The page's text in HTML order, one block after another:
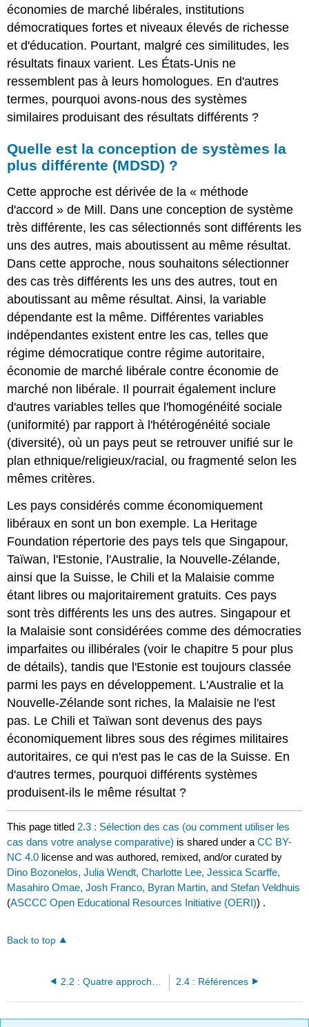
économies de marché libérales, institutions
démocratiques fortes et niveaux élevés de richesse
et d'éducation. Pourtant, malgré ces similitudes, les
résultats finaux varient. Les États-Unis ne
ressemblent pas à leurs homologues. En d'autres
termes, pourquoi avons-nous des systèmes
similaires produisant des résultats différents ?
Quelle est la conception de systèmes la
plus différente (MDSD) ?
Cette approche est dérivée de la « méthode
d'accord » de Mill. Dans une conception de système
très différente, les cas sélectionnés sont différents les
uns des autres, mais aboutissent au même résultat.
Dans cette approche, nous souhaitons sélectionner
des cas très différents les uns des autres, tout en
aboutissant au même résultat. Ainsi, la variable
dépendante est la même. Différentes variables
indépendantes existent entre les cas, telles que
régime démocratique contre régime autoritaire,
économie de marché libérale contre économie de
marché non libérale. Il pourrait également inclure
d'autres variables telles que l'homogénéité sociale
(uniformité) par rapport à l'hétérogénéité sociale
(diversité), où un pays peut se retrouver unifié sur le
plan ethnique/religieux/racial, ou fragmenté selon les
mêmes critères.
Les pays considérés comme économiquement
libéraux en sont un bon exemple. La Heritage
Foundation répertorie des pays tels que Singapour,
Taïwan, l'Estonie, l'Australie, la Nouvelle-Zélande,
ainsi que la Suisse, le Chili et la Malaisie comme
étant libres ou majoritairement gratuits. Ces pays
sont très différents les uns des autres. Singapour et
la Malaisie sont considérées comme des démocraties
imparfaites ou illibérales (voir le chapitre 5 pour plus
de détails), tandis que l'Estonie est toujours classée
parmi les pays en développement. L'Australie et la
Nouvelle-Zélande sont riches, la Malaisie ne l'est
pas. Le Chili et Taïwan sont devenus des pays
économiquement libres sous des régimes militaires
autoritaires, ce qui n'est pas le cas de la Suisse. En
d'autres termes, pourquoi différents systèmes
produisent-ils le même résultat ?
This page titled2.3 : Sélection des cas (ou comment utiliser les
cas dans votre analyse comparative) is shared under aCC BY-
NC 4.0 license and was authored, remixed, and/or curated by
Dino Bozonelos, Julia Wendt, Charlotte Lee, Jessica Scarffe,
Masahiro Omae, Josh Franco, Byran Martin, and Stefan Veldhuis
(ASCCC Open Educational Resources Initiative (OERI)) .
Back to top
2.4 : Références